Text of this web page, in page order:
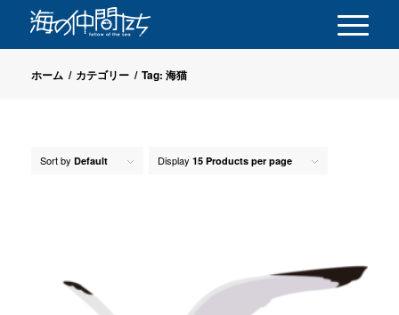
ホーム / カテゴリー / Tag: 海猫
Sort by Default Display 15 Products per page